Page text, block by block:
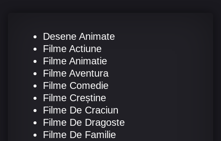
Desene Animate
Filme Actiune
Filme Animatie
Filme Aventura
Filme Comedie
Filme Creștine
Filme De Craciun
Filme De Dragoste
Filme De Familie